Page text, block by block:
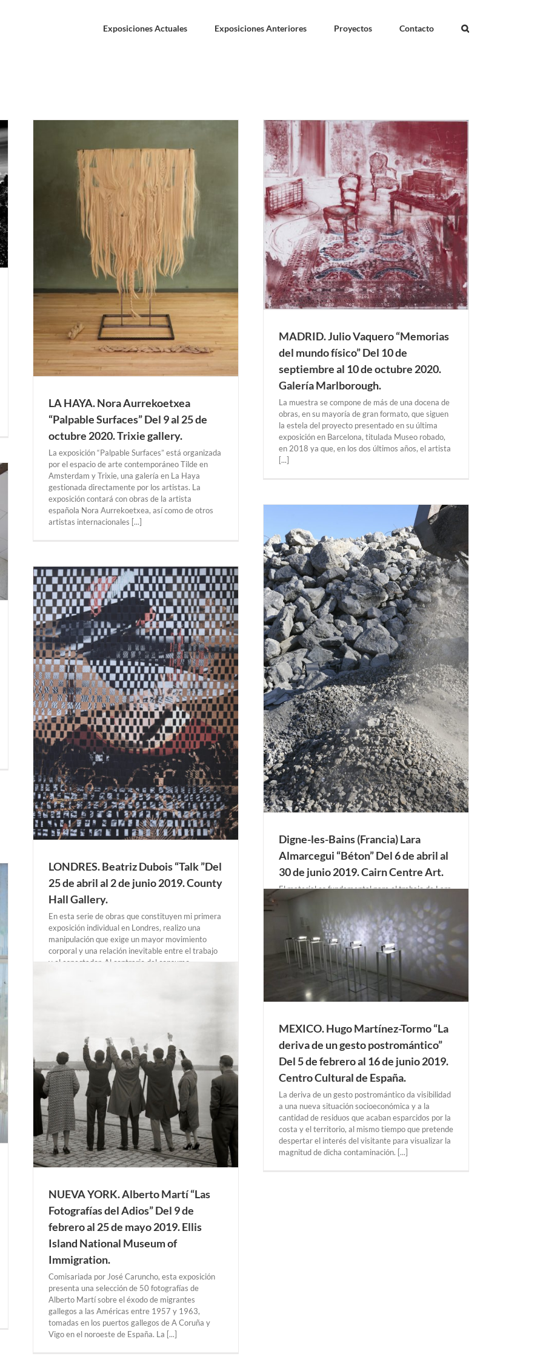
Exposiciones Actuales Exposiciones Anteriores Proyectos Contacto
LA HAYA. Nora Aurrekoetxea
“Palpable Surfaces” Del 9 al 25 de
octubre 2020. Trixie gallery.
La exposición “Palpable Surfaces” está organizada
por el espacio de arte contemporáneo Tilde en
Amsterdam y Trixie, una galería en La Haya
gestionada directamente por los artistas. La
exposición contará con obras de la artista
española Nora Aurrekoetxea, así como de otros
artistas internacionales [...]
MADRID. Julio Vaquero “Memorias del mundo
físico” Del 10 de septiembre al 10 de octubre
2020. Galería Marlborough.
Exposiciones Anteriores MADRID
MADRID. Julio Vaquero “Memorias
del mundo físico” Del 10 de
septiembre al 10 de octubre 2020.
Galería Marlborough.
La muestra se compone de más de una docena de
obras, en su mayoría de gran formato, que siguen
la estela del proyecto presentado en su última
exposición en Barcelona, titulada Museo robado,
en 2018 ya que, en los dos últimos años, el artista
[...]
Digne-les-Bains (Francia) Lara Almarcegui
“Béton” Del 6 de abril al 30 de junio 2019. Cairn
Centre Art.
Digne les Bains (Francia) Exposiciones Anteriores
Digne-les-Bains (Francia) Lara
Almarcegui “Béton” Del 6 de abril al
30 de junio 2019. Cairn Centre Art.
El material es fundamental para el trabajo de Lara
canteras, sitios de construcción y terrenos baldíos
donde los materiales mismos se convierten en
objeto de una tensión entre la destrucción y la
renovación. En el centro de arte [...]
LONDRES. Beatriz Dubois “Talk ”Del
25 de abril al 2 de junio 2019. County
Hall Gallery.
En esta serie de obras que constituyen mi primera
exposición individual en Londres, realizo una
manipulación que exige un mayor movimiento
corporal y una relación inevitable entre el trabajo
y el espectador. Al contrario del consumo
MEXICO. Hugo Martínez-Tormo “La deriva de un
gesto postromántico” Del 5 de febrero al 16 de
junio 2019. Centro Cultural de España.
MEXICO. Hugo Martínez-Tormo “La
deriva de un gesto postromántico”
Del 5 de febrero al 16 de junio 2019.
Centro Cultural de España.
La deriva de un gesto postromántico da visibilidad
a una nueva situación socioeconómica y a la
cantidad de residuos que acaban esparcidos por la
costa y el territorio, al mismo tiempo que pretende
despertar el interés del visitante para visualizar la
magnitud de dicha contaminación. [...]
NUEVA YORK. Alberto Martí “Las
Fotografías del Adios” Del 9 de
febrero al 25 de mayo 2019. Ellis
Island National Museum of
Immigration.
Comisariada por José Caruncho, esta exposición
presenta una selección de 50 fotografías de
Alberto Martí sobre el éxodo de migrantes
gallegos a las Américas entre 1957 y 1963,
tomadas en los puertos gallegos de A Coruña y
Vigo en el noroeste de España. La [...]